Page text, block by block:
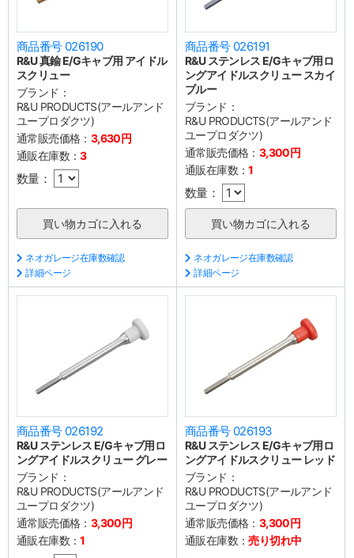
商品番号 026190
R&U 真鍮 E/Gキャブ用 アイドル
スクリュー
ブランド：
R&U PRODUCTS(アールアンド
ユープロダクツ)
通常販売価格： 3,630円
通販在庫数：3
数量：
ネオガレージ在庫数確認
詳細ページ
商品番号 026191
R&U ステンレス E/Gキャブ用ロ
ングアイドルスクリュー スカイ
ブルー
ブランド：
R&U PRODUCTS(アールアンド
ユープロダクツ)
通常販売価格： 3,300円
通販在庫数：1
数量：
ネオガレージ在庫数確認
詳細ページ
商品番号 026192
R&U ステンレス E/Gキャブ用ロ
ングアイドルスクリュー グレー
ブランド：
R&U PRODUCTS(アールアンド
ユープロダクツ)
通常販売価格： 3,300円
通販在庫数：1
商品番号 026193
R&U ステンレス E/Gキャブ用ロ
ングアイドルスクリュー レッド
ブランド：
R&U PRODUCTS(アールアンド
ユープロダクツ)
通常販売価格： 3,300円
通販在庫数：売り切れ中